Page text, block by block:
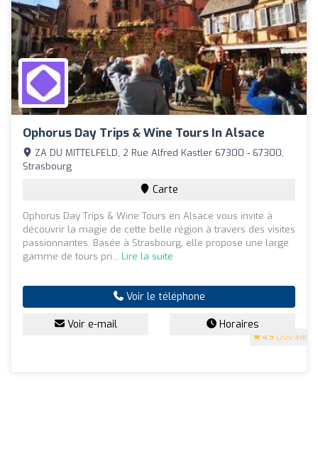
Ophorus Day Trips & Wine Tours In Alsace
4.9 (200 avis)
ZA DU MITTELFELD, 2 Rue Alfred Kastler 67300 - 67300,
Strasbourg
Carte
Ophorus Day Trips & Wine Tours en Alsace vous invite à
découvrir la magie de cette belle région à travers des visites
passionnantes. Basée à Strasbourg, elle propose une large
gamme de tours pri... Lire la suite
Voir le téléphone
Voir e-mail Horaires